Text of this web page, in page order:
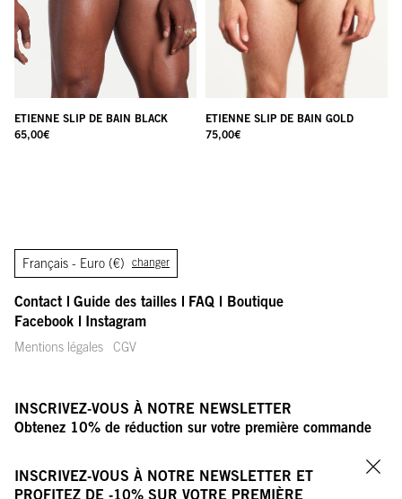
ETIENNE SLIP DE BAIN BLACK
65,00€
ETIENNE SLIP DE BAIN GOLD
75,00€
INSCRIVEZ-VOUS À NOTRE NEWSLETTER ET
PROFITEZ DE -10% SUR VOTRE PREMIÈRE
Français - Euro (€) changer
Contact Guide des tailles FAQ
Boutique
Facebook
Instagram
Mentions légales CGV
INSCRIVEZ-VOUS À NOTRE NEWSLETTER
Obtenez 10% de réduction sur votre première commande
OK